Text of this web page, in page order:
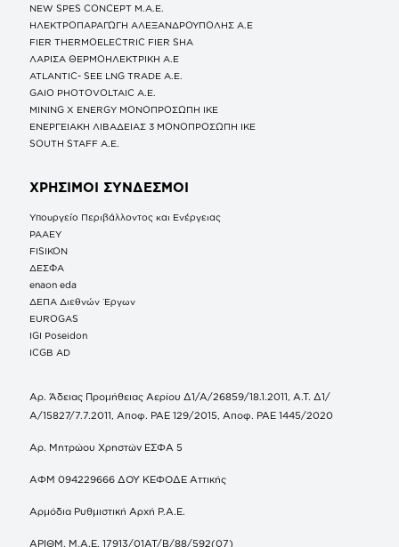
NEW SPES CONCEPT Μ.Α.Ε.
ΗΛΕΚΤΡΟΠΑΡΑΓΩΓΗ ΑΛΕΞΑΝΔΡΟΥΠΟΛΗΣ A.E
FIER THERMOELECTRIC FIER SHA
ΛΑΡΙΣΑ ΘΕΡΜΟΗΛΕΚΤΡΙΚΗ A.E
ATLANTIC- SEE LNG TRADE A.E.
GAIO PHOTOVOLTAIC Α.Ε.
MINING X ENERGY ΜΟΝΟΠΡΟΣΩΠΗ ΙΚΕ
ΕΝΕΡΓΕΙΑΚΗ ΛΙΒΑΔΕΙΑΣ 3 ΜΟΝΟΠΡΟΣΩΠΗ ΙΚΕ
SOUTH STAFF Α.Ε.
ΧΡΗΣΙΜΟΙ ΣΥΝΔΕΣΜΟΙ
Υπουργείο Περιβάλλοντος και Ενέργειας
ΡΑΑΕΥ
FISIKON
ΔΕΣΦΑ
enaon eda
ΔΕΠΑ Διεθνών Έργων
EUROGAS
IGI Poseidon
ICGB AD
Αρ. Άδειας Προμήθειας Αερίου Δ1/Α/26859/18.1.2011, Α.Τ. Δ1/
Α/15827/7.7.2011, Αποφ. ΡΑΕ 129/2015, Αποφ. ΡΑΕ 1445/2020
Αρ. Μητρώου Χρηστών ΕΣΦΑ 5
ΑΦΜ 094229666 ΔΟΥ ΚΕΦΟΔΕ Αττικής
Αρμόδια Ρυθμιστική Αρχή Ρ.Α.Ε.
ΑΡΙΘΜ. Μ.Α.Ε. 17913/01ΑΤ/Β/88/592(07)